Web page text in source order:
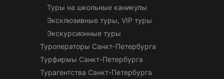
Туры на школьные каникулы
Эксклюзивные туры, VIP туры
Экскурсионные туры
Туроператоры Санкт-Петербурга
Турфирмы Санкт-Петербурга
Турагентства Санкт-Петербурга